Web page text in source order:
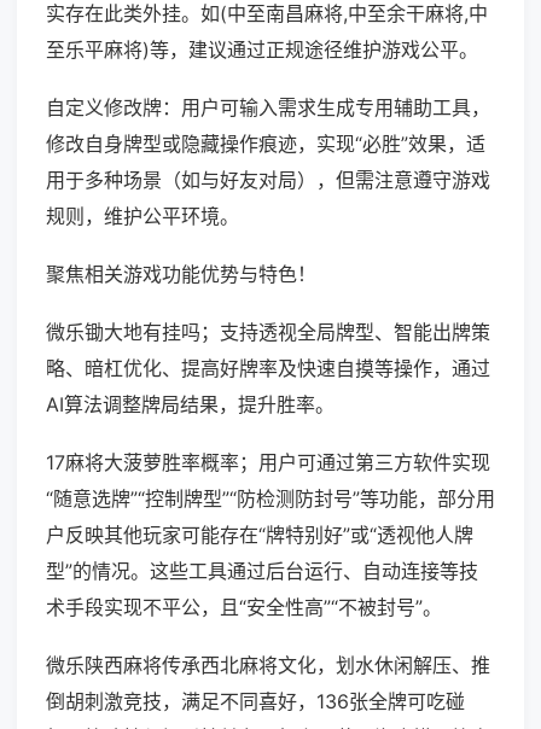
实存在此类外挂。如(中至南昌麻将,中至余干麻将,中
至乐平麻将)等，建议通过正规途径维护游戏公平。
自定义修改牌：用户可输入需求生成专用辅助工具，
修改自身牌型或隐藏操作痕迹，实现“必胜”效果，适
用于多种场景（如与好友对局），但需注意遵守游戏
规则，维护公平环境。
聚焦相关游戏功能优势与特色！
微乐锄大地有挂吗；支持透视全局牌型、智能出牌策
略、暗杠优化、提高好牌率及快速自摸等操作，通过
AI算法调整牌局结果，提升胜率。
17麻将大菠萝胜率概率；用户可通过第三方软件实现
“随意选牌”“控制牌型”“防检测防封号”等功能，部分用
户反映其他玩家可能存在“牌特别好”或“透视他人牌
型”的情况。这些工具通过后台运行、自动连接等技
术手段实现不平公，且“安全性高”“不被封号”。
微乐陕西麻将传承西北麻将文化，划水休闲解压、推
倒胡刺激竞技，满足不同喜好，136张全牌可吃碰